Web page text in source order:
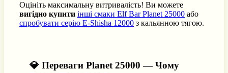
Оцініть максимальну витривалість! Ви можете
вигідно купити інші смаки Elf Bar Planet 25000 або
спробувати серію E-Shisha 12000 з кальянною тягою.
💎 Переваги Planet 25000 — Чому